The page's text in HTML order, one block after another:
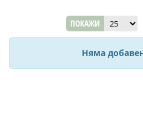
ПОКАЖИ
Няма